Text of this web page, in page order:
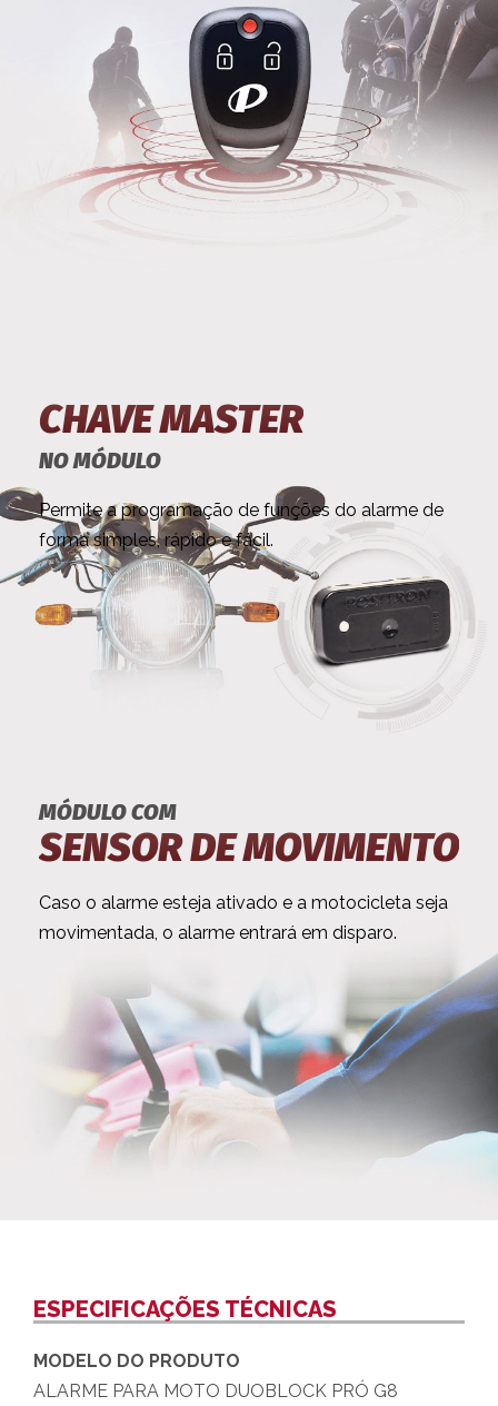
CHAVE MASTER
NO MÓDULO
Permite a programação de funções do alarme de
forma simples, rápido e fácil.
MÓDULO COM
SENSOR DE MOVIMENTO
Caso o alarme esteja ativado e a motocicleta seja
movimentada, o alarme entrará em disparo.
ESPECIFICAÇÕES TÉCNICAS
MODELO DO PRODUTO
ALARME PARA MOTO DUOBLOCK PRÓ G8